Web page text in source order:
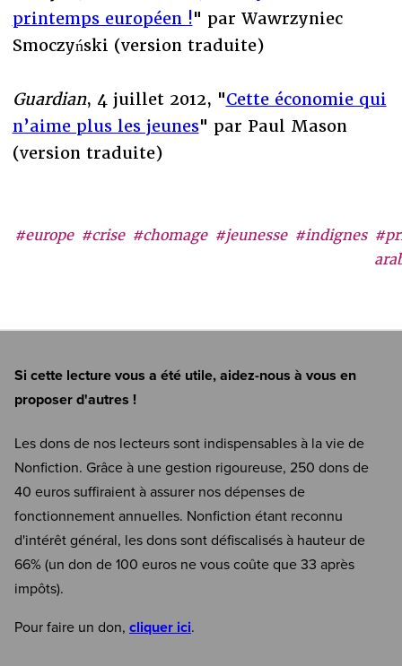
#europe #crise #chomage #jeunesse #indignes
printemps européen !" par Wawrzyniec
Smoczyński (version traduite)
Guardian, 4 juillet 2012, "Cette économie qui
n’aime plus les jeunes" par Paul Mason
(version traduite)
Si cette lecture vous a été utile, aidez-nous à vous en
proposer d'autres !
Les dons de nos lecteurs sont indispensables à la vie de
Nonfiction. Grâce à une gestion rigoureuse, 250 dons de
40 euros suffiraient à assurer nos dépenses de
fonctionnement annuelles. Nonfiction étant reconnu
d'intérêt général, les dons sont défiscalisés à hauteur de
66% (un don de 100 euros ne vous coûte que 33 après
impôts).
Pour faire un don, cliquer ici.